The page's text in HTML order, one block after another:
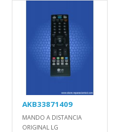
AKB33871409
MANDO A DISTANCIA
ORIGINAL LG